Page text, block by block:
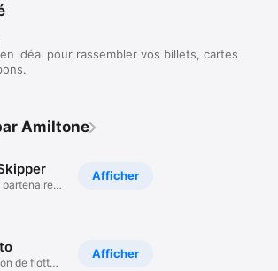
idéal pour rassembler vos billets, cartes
Amiltone
Afficher
partenaire
Afficher
de flotte